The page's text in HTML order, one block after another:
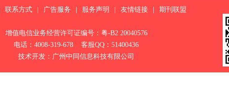
联系方式 广告服务 服务声明 友情链接 期刊联盟
增值电信业务经营许可证编号：粤-B2 20040576
电话：4008-319-678 客服QQ：51400436
技术开发：广州中同信息科技有限公司